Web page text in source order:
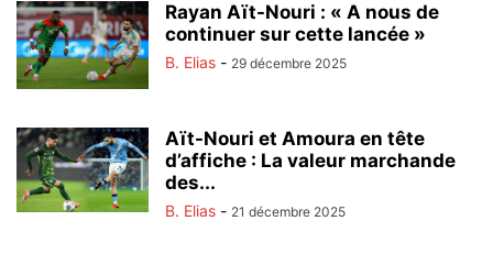
Rayan Aït-Nouri : « A nous de
continuer sur cette lancée »
B. Elias - 29 décembre 2025
Aït-Nouri et Amoura en tête
d’affiche : La valeur marchande
des...
B. Elias - 21 décembre 2025